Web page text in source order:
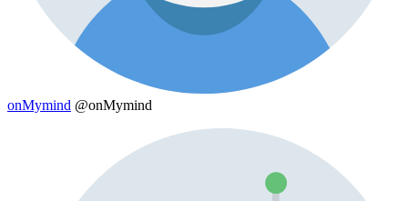
onMymind @onMymind